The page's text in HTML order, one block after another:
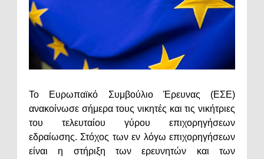
Το Ευρωπαϊκό Συμβούλιο Έρευνας (ΕΣΕ)
ανακοίνωσε σήμερα τους νικητές και τις νικήτριες
του τελευταίου γύρου επιχορηγήσεων
εδραίωσης. Στόχος των εν λόγω επιχορηγήσεων
είναι η στήριξη των ερευνητών και των